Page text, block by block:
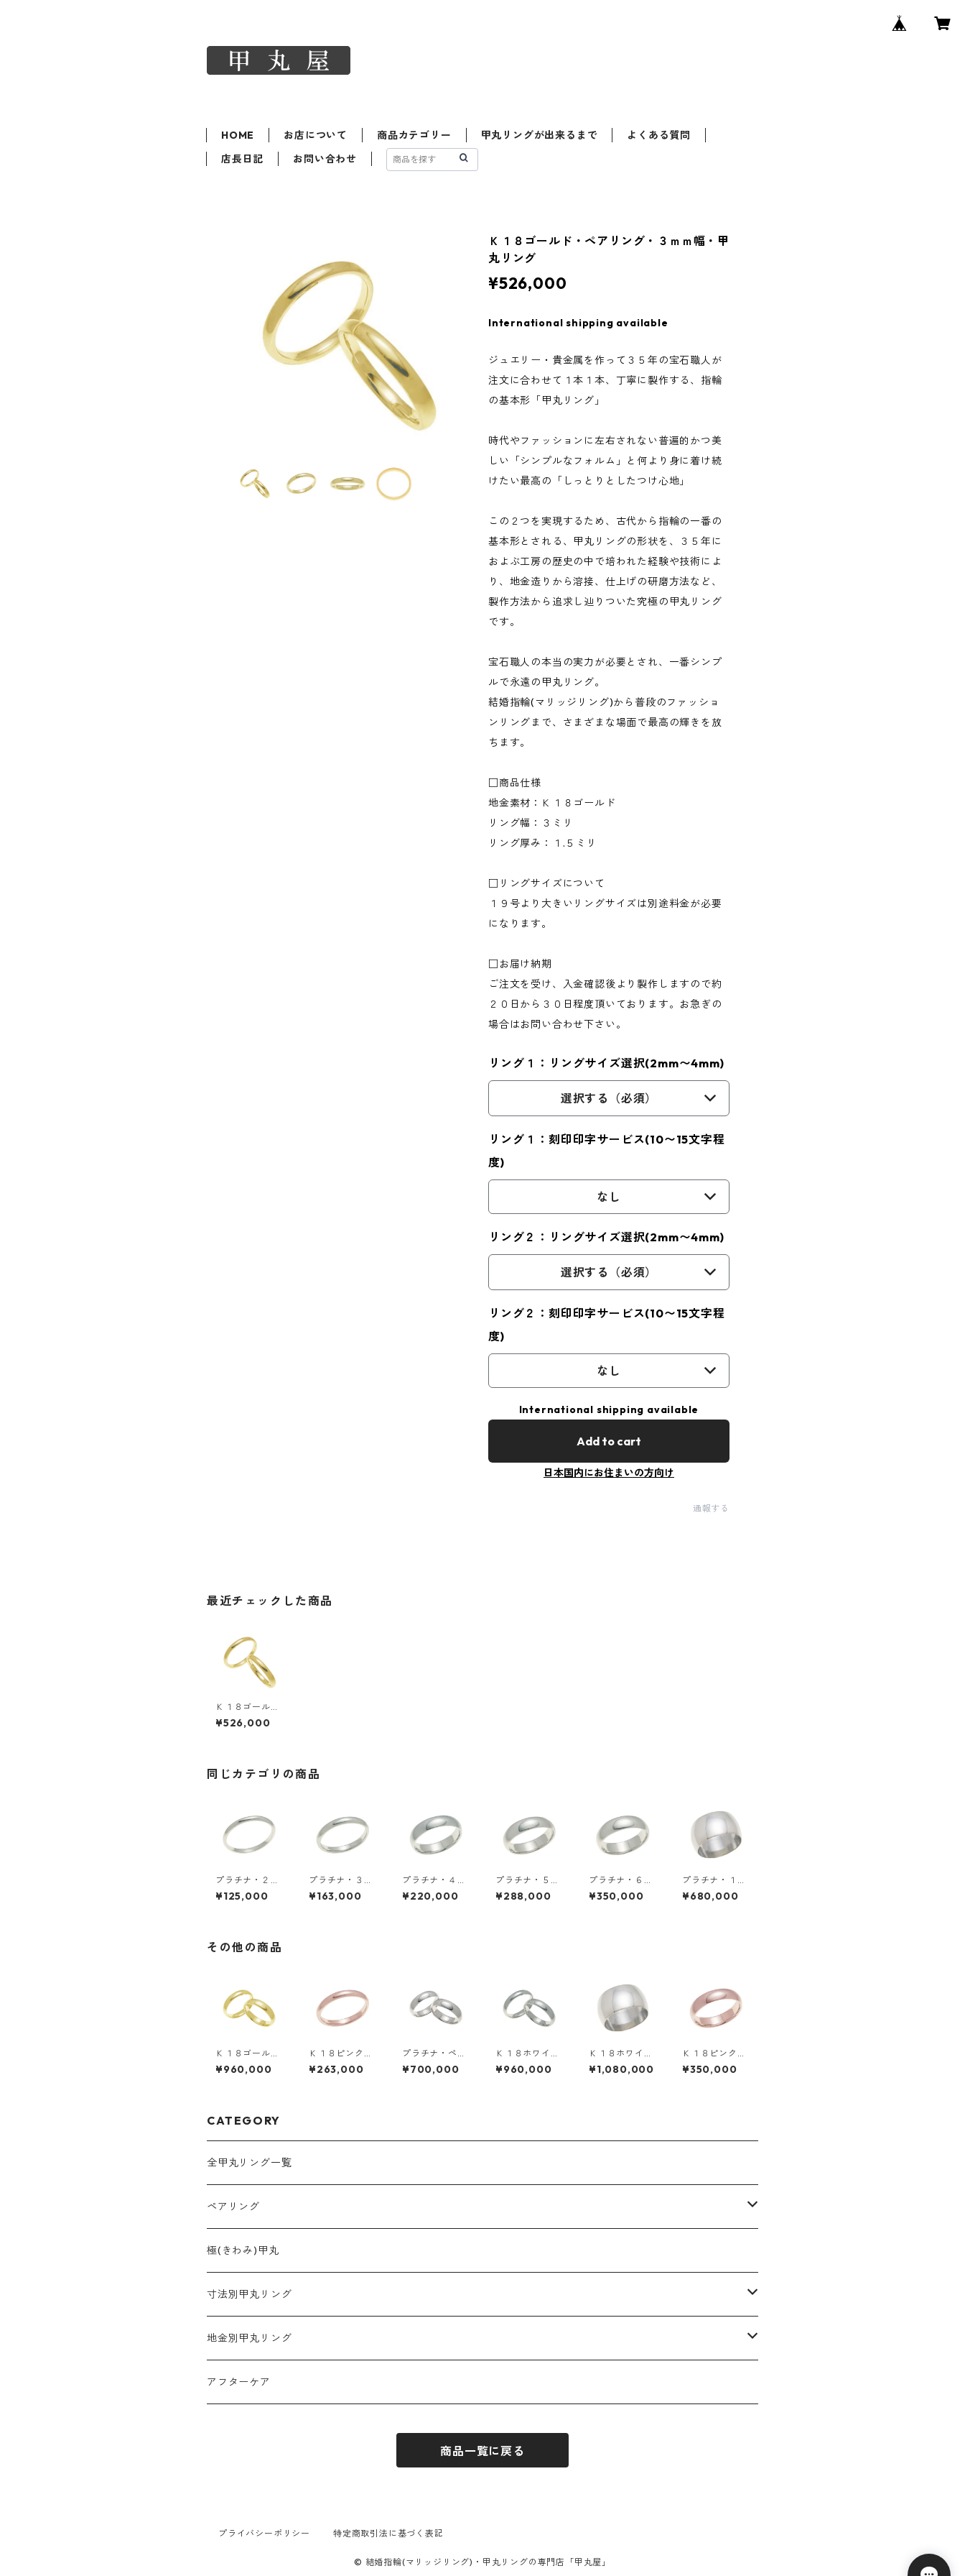
HOME お店について 商品カテゴリー 甲丸リングが出来るまで
よくある質問
店長日記
お問い合わせ
Ｋ１８ゴールド・ペアリング・３ｍｍ幅・甲
丸リング
¥526,000
International shipping available
ジュエリー・貴金属を作って３５年の宝石職人が
注文に合わせて１本１本、丁寧に製作する、指輪
の基本形「甲丸リング」
時代やファッションに左右されない普遍的かつ美
しい「シンプルなフォルム」と何より身に着け続
けたい最高の「しっとりとしたつけ心地」
この２つを実現するため、古代から指輪の一番の
基本形とされる、甲丸リングの形状を、３５年に
およぶ工房の歴史の中で培われた経験や技術によ
り、地金造りから溶接、仕上げの研磨方法など、
製作方法から追求し辿りついた究極の甲丸リング
です。
宝石職人の本当の実力が必要とされ、一番シンプ
ルで永遠の甲丸リング。
結婚指輪(マリッジリング)から普段のファッショ
ンリングまで、さまざまな場面で最高の輝きを放
ちます。
□商品仕様
地金素材：Ｋ１８ゴールド
リング幅：３ミリ
リング厚み：１.５ミリ
□リングサイズについて
１９号より大きいリングサイズは別途料金が必要
になります。
□お届け納期
ご注文を受け、入金確認後より製作しますので約
２０日から３０日程度頂いております。お急ぎの
場合はお問い合わせ下さい。
リング１：リングサイズ選択(2mm〜4mm)
選択する（必須）
リング１：刻印印字サービス(10〜15文字程
度)
なし
リング２：リングサイズ選択(2mm〜4mm)
選択する（必須）
リング２：刻印印字サービス(10〜15文字程
度)
なし
International shipping available
Add to cart
日本国内にお住まいの方向け
通報する
最近チェックした商品
Ｋ１８ゴール
ド・ペアリン
グ・３ｍｍ幅・
¥526,000
同じカテゴリの商品
プラチナ・２ｍ
ｍ幅・甲丸リン
グ
¥125,000
プラチナ・３ｍ
ｍ幅・甲丸リン
グ
¥163,000
プラチナ・４ｍ
ｍ幅・甲丸リン
グ
¥220,000
プラチナ・５ｍ
ｍ幅・甲丸リン
グ
¥288,000
プラチナ・６ｍ
ｍ幅・甲丸リン
グ
¥350,000
プラチナ・１０
ｍｍ幅・甲丸リ
ング
¥680,000
その他の商品
Ｋ１８ゴール
ド・ペアリン
グ・５ｍｍ幅・
¥960,000
Ｋ１８ピンクゴ
ールド・３ｍｍ
幅・甲丸リング
¥263,000
プラチナ・ペア
リング・６ｍｍ
幅・甲丸リング
¥700,000
Ｋ１８ホワイト
ゴールド・ペア
リング・５ｍｍ
¥960,000
Ｋ１８ホワイト
ゴールド・１０
ｍｍ幅・甲丸リ
¥1,080,000
Ｋ１８ピンクゴ
ールド・４ｍｍ
幅・甲丸リング
¥350,000
CATEGORY
全甲丸リング一覧
ペアリング
2mm幅
3mm幅
4mm幅
5mm幅
極(きわみ)甲丸
寸法別甲丸リング
2mm幅
3mm幅
地金別甲丸リング
プラチナ900
アフターケア
商品一覧に戻る
プライバシーポリシー 特定商取引法に基づく表記
© 結婚指輪(マリッジリング)・甲丸リングの専門店「甲丸屋」